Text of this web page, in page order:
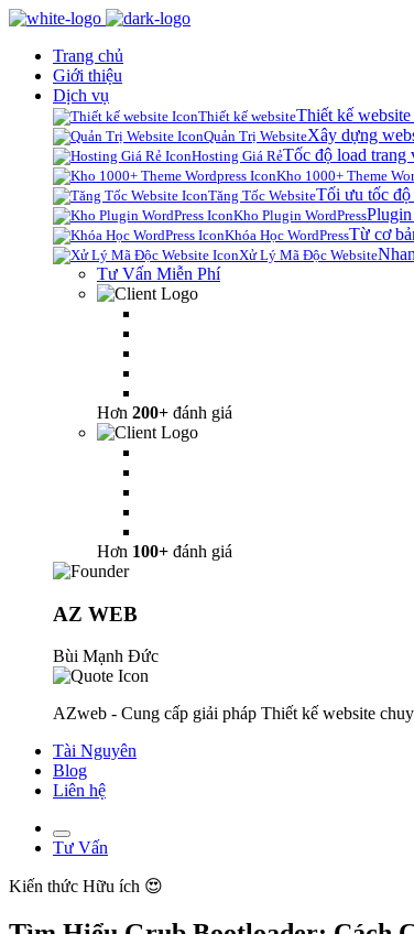
Trang chủ
Giới thiệu
Dịch vụ
Thiết kế websiteThiết kế
Quản Trị WebsiteXây dựng
Hosting Giá RẻTốc độ load trang
Kho 1000+ Theme
Tăng Tốc WebsiteTối ưu tốc độ
Kho Plugin WordPressPlugin
Khóa Học WordPressTừ cơ
Xử Lý Mã Độc Website
Tư Vấn Miễn Phí
Hơn 200+ đánh giá
Hơn 100+ đánh giá
AZ WEB
Bùi Mạnh Đức
AZweb - Cung cấp giải pháp Thiết kế website
Tài Nguyên
Blog
Liên hệ
Tư Vấn
Kiến thức Hữu ích 😍